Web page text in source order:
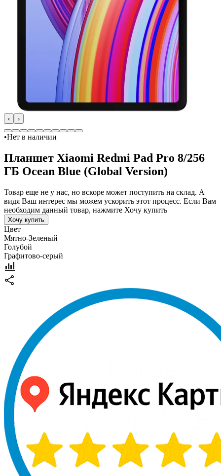
‹ ›
•Нет в наличии
Планшет Xiaomi Redmi Pad Pro 8/256
ГБ Ocean Blue (Global Version)
Товар еще не у нас, но вскоре может поступить на склад. А
видя Ваш интерес мы можем ускорить этот процесс. Если Вам
необходим данный товар, нажмите Хочу купить
Хочу купить
Цвет
Мятно-Зеленый
Голубой
Графитово-серый